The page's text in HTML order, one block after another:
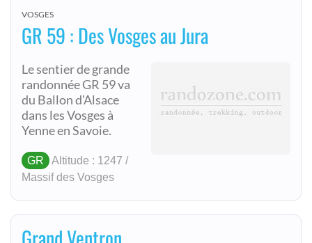
VOSGES
GR 59 : Des Vosges au Jura
Le sentier de grande
randonnée GR 59 va
du Ballon d'Alsace
dans les Vosges à
Yenne en Savoie.
GR
Altitude : 1247 /
Massif des Vosges